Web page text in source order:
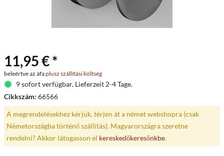
11,95 € *
beleértve az áfaplusz szállítási költség
9 sofort verfügbar. Lieferzeit 2-4 Tage.
Cikkszám: 66566
A megrendelésekhez kérjük, térjen át a német webshopra (csak
Németországba történő szállítás). Magyarországra szeretne
rendelni? Akkor látogasson el kereskedőkeresőnkbe.